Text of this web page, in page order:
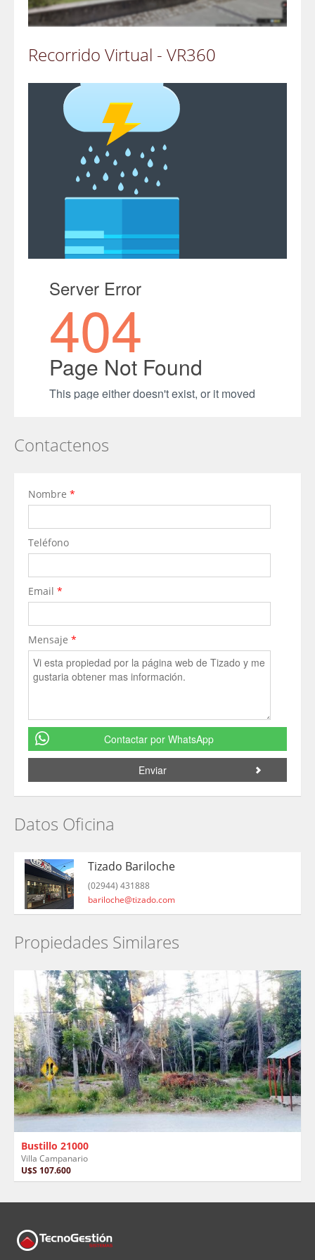
Recorrido Virtual - VR360
Contactenos
Nombre *
Teléfono
Email *
Mensaje *
Contactar por WhatsApp
Datos Oficina
Tizado Bariloche
(02944) 431888
bariloche@tizado.com
Propiedades Similares
Bustillo 21000
Villa Campanario
U$S 107.600